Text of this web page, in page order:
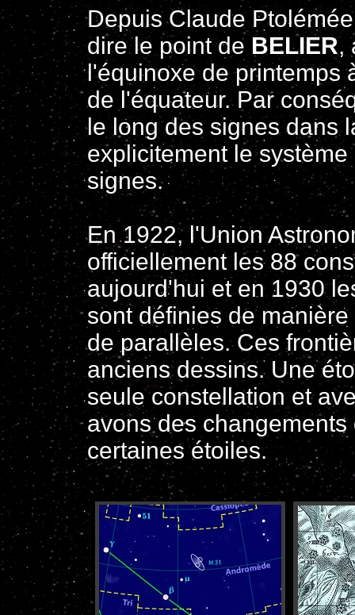
Depuis Claude
dire le point de BELIER,
l'équinoxe de printemps
de l'équateur. Par
le long des signes dans
explicitement le
signes.
En 1922, l'Union
officiellement les 88
aujourd'hui et en 1930
sont définies de
de parallèles. Ces
anciens dessins. Une
seule constellation et
avons des
certaines étoiles.